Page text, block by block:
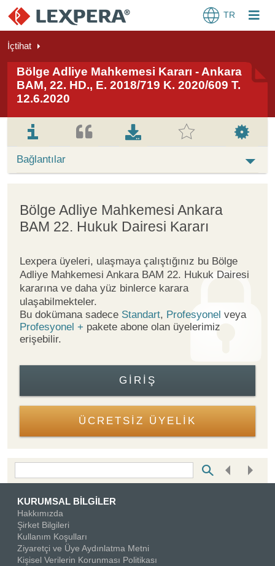
TR
İçtihat
Bölge Adliye Mahkemesi Kararı - Ankara
BAM, 22. HD., E. 2018/719 K. 2020/609 T.
12.6.2020
Bağlantılar
Bölge Adliye Mahkemesi Ankara
BAM 22. Hukuk Dairesi Kararı
Lexpera üyeleri, ulaşmaya çalıştığınız bu Bölge
Adliye Mahkemesi Ankara BAM 22. Hukuk Dairesi
kararına ve daha yüz binlerce karara
ulaşabilmekteler.
Bu dokümana sadece Standart, Profesyonel veya
Profesyonel + pakete abone olan üyelerimiz
erişebilir.
GIRIŞ
ÜCRETSİZ ÜYELİK
KURUMSAL BİLGİLER
Hakkımızda
Şirket Bilgileri
Kullanım Koşulları
Ziyaretçi ve Üye Aydınlatma Metni
Kişisel Verilerin Korunması Politikası